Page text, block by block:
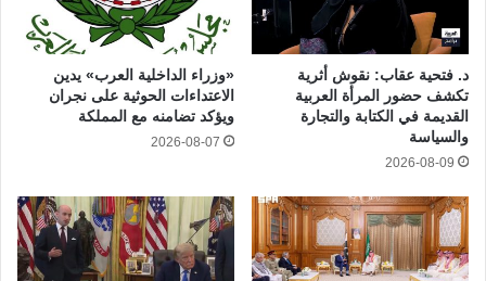
د. فتحية عقاب: نقوش أثرية
تكشف حضور المرأة العربية
القديمة في الكتابة والتجارة
والسياسة
2026-08-09
«وزراء الداخلية العرب» يدين
الاعتداءات الحوثية على نجران
ويؤكد تضامنه مع المملكة
2026-08-07